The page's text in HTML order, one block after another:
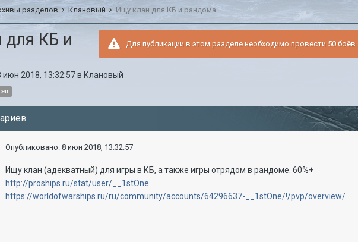
разделов Клановый Ищу клан для КБ и рандома
Для публикации в этом разделе необходимо провести 50 боёв.
для КБ и
июн 2018, 13:32:57в Клановый
Опубликовано:8 июн 2018, 13:32:57
Ищу клан (адекватный) для игры в КБ, а также игры отрядом в рандоме. 60%+
http://proships.ru/stat/user/__1stOne
https://worldofwarships.ru/ru/community/accounts/64296637-__1stOne/!/pvp/overview/